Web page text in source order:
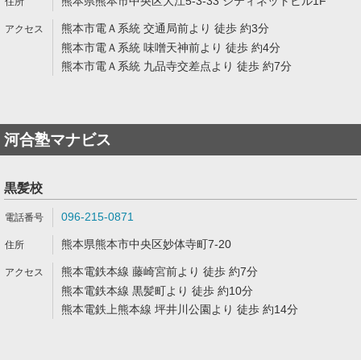
熊本市電Ａ系統 交通局前より 徒歩 約3分
熊本市電Ａ系統 味噌天神前より 徒歩 約4分
熊本市電Ａ系統 九品寺交差点より 徒歩 約7分
河合塾マナビス
黒髪校
096-215-0871
熊本県熊本市中央区妙体寺町7-20
熊本電鉄本線 藤崎宮前より 徒歩 約7分
熊本電鉄本線 黒髪町より 徒歩 約10分
熊本電鉄上熊本線 坪井川公園より 徒歩 約14分